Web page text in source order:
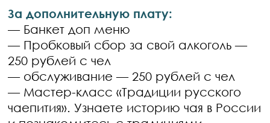
За дополнительную плату:
— Банкет доп меню
— Пробковый сбор за свой алкоголь —
250 рублей с чел
— обслуживание — 250 рублей с чел
— Мастер-класс «Традиции русского
чаепития». Узнаете историю чая в России